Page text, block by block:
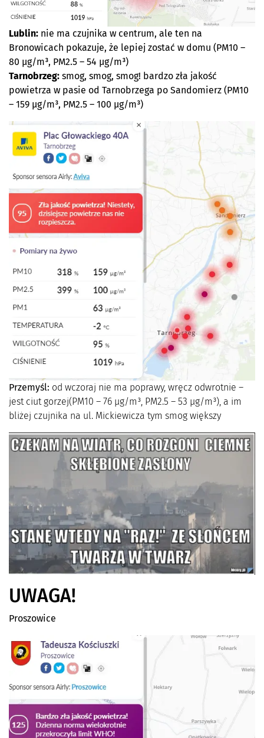
Lublin: nie ma czujnika w centrum, ale ten na
Bronowicach pokazuje, że lepiej zostać w domu (PM10 –
80 µg/m³, PM2.5 – 54 µg/m³)
Tarnobrzeg: smog, smog, smog! bardzo zła jakość
powietrza w pasie od Tarnobrzega po Sandomierz (PM10
– 159 µg/m³, PM2.5 – 100 µg/m³)
Przemyśl: od wczoraj nie ma poprawy, wręcz odwrotnie –
jest ciut gorzej(PM10 – 76 µg/m³, PM2.5 – 53 µg/m³), a im
bliżej czujnika na ul. Mickiewicza tym smog większy
UWAGA!
Proszowice